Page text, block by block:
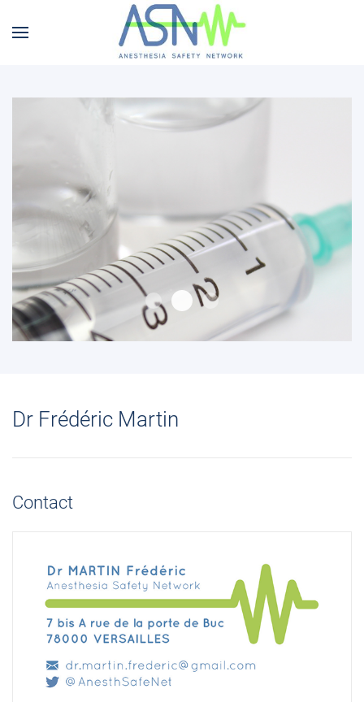
A Fotolia 67406465 M
PHOTO 5 Fotolia 1860724
Dr Frédéric Martin
Contact